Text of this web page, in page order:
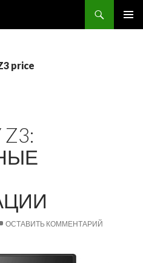
price
Z3:
ОСТАВИТЬ КОММЕНТАРИЙ